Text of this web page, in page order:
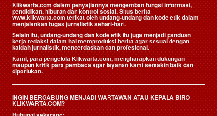
Klikwarta.com dalam penyajiannya mengemban fungsi informasi,
pendidikan, hiburan dan kontrol sosial. Situs berita
www.klikwarta.com terikat oleh undang-undang dan kode etik dalam
menjalankan tugas jurnalistik sehari-hari.
Selain itu, undang-undang dan kode etik itu juga menjadi panduan
kerja redaksi dalam hal memproduksi berita agar sesuai dengan
kaidah jurnalistik, mencerdaskan dan profesional.
Kami, para pengelola Klikwarta.com, mengharapkan dukungan
maupun kritik para pembaca agar layanan kami semakin baik dan
diperlukan.
INGIN BERGABUNG MENJADI WARTAWAN ATAU KEPALA BIRO
KLIKWARTA.COM?